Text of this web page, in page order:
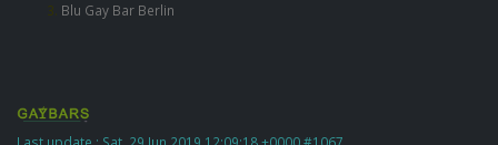
Blu Gay Bar Berlin